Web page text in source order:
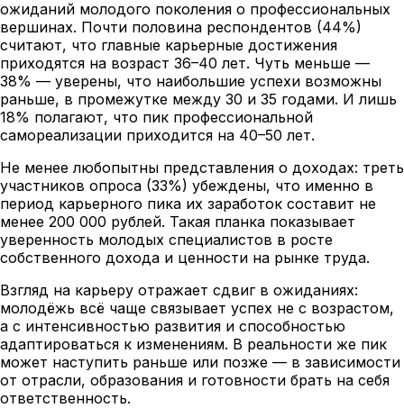
ожиданий молодого поколения о профессиональных
вершинах. Почти половина респондентов (44%)
считают, что главные карьерные достижения
приходятся на возраст 36–40 лет. Чуть меньше —
38% — уверены, что наибольшие успехи возможны
раньше, в промежутке между 30 и 35 годами. И лишь
18% полагают, что пик профессиональной
самореализации приходится на 40–50 лет.
Не менее любопытны представления о доходах: треть
участников опроса (33%) убеждены, что именно в
период карьерного пика их заработок составит не
менее 200 000 рублей. Такая планка показывает
уверенность молодых специалистов в росте
собственного дохода и ценности на рынке труда.
Взгляд на карьеру отражает сдвиг в ожиданиях:
молодёжь всё чаще связывает успех не с возрастом,
а с интенсивностью развития и способностью
адаптироваться к изменениям. В реальности же пик
может наступить раньше или позже — в зависимости
от отрасли, образования и готовности брать на себя
ответственность.